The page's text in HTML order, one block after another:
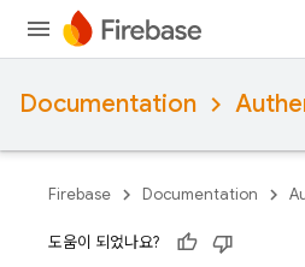
Documentation
Firebase Documentation
도움이 되었나요?